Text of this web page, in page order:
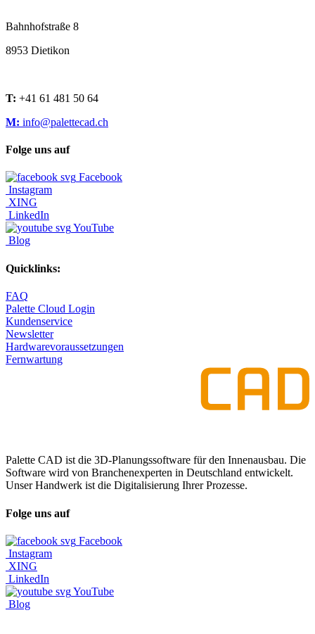
Bahnhofstraße 8
8953 Dietikon
T: +41 61 481 50 64
M: info@palettecad.ch
Folge uns auf
Facebook
Instagram
XING
LinkedIn
YouTube
Blog
Quicklinks:
FAQ
Palette Cloud Login
Kundenservice
Newsletter
Hardwarevoraussetzungen
Fernwartung
Palette CAD ist die 3D-Planungssoftware für den Innenausbau. Die
Software wird von Branchenexperten in Deutschland entwickelt.
Unser Handwerk ist die Digitalisierung Ihrer Prozesse.
Folge uns auf
Facebook
Instagram
XING
LinkedIn
YouTube
Blog